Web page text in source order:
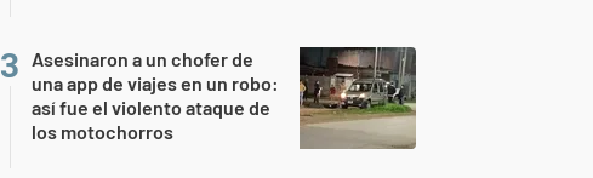
Asesinaron a un chofer de
una app de viajes en un robo:
así fue el violento ataque de
los motochorros